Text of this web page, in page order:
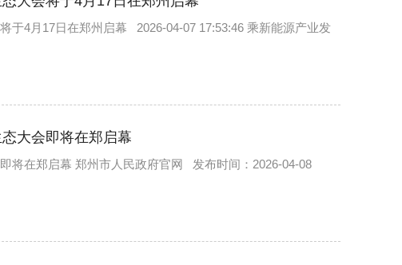
于4月17日在郑州启幕 2026-04-07 17:53:46 乘新能源产业发
大会即将在郑启幕
将在郑启幕 郑州市人民政府官网 发布时间：2026-04-08